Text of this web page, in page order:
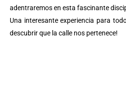
adentraremos en esta fascinante
Una interesante experiencia para
descubrir que la calle nos pertenece!